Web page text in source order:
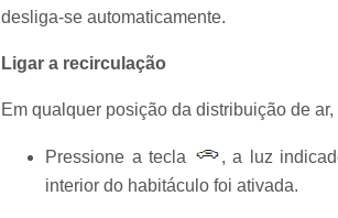
desliga-se automaticamente.
Ligar a recirculação
Em qualquer posição da distribuição de
Pressione a tecla
, a luz
interior do habitáculo foi ativada.